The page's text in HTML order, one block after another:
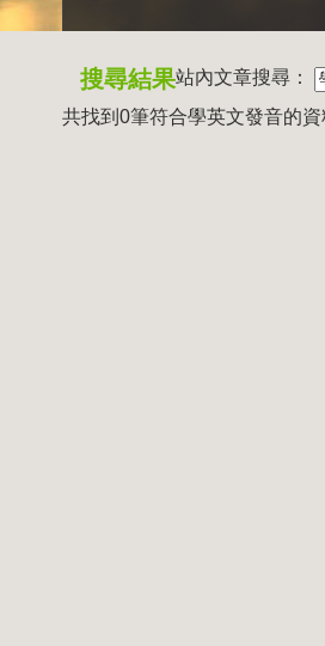
搜尋結果站內文章搜尋：
共找到0筆符合學英文發音的